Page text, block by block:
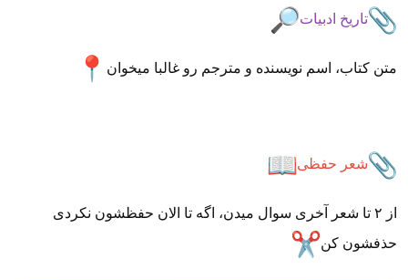
تاریخ ادبیات
متن کتاب، اسم نویسنده و مترجم رو غالبا میخوان
شعر حفظی
از ۲ تا شعر آخری سوال میدن، اگه تا الان حفظشون نکردی
حذفشون کن